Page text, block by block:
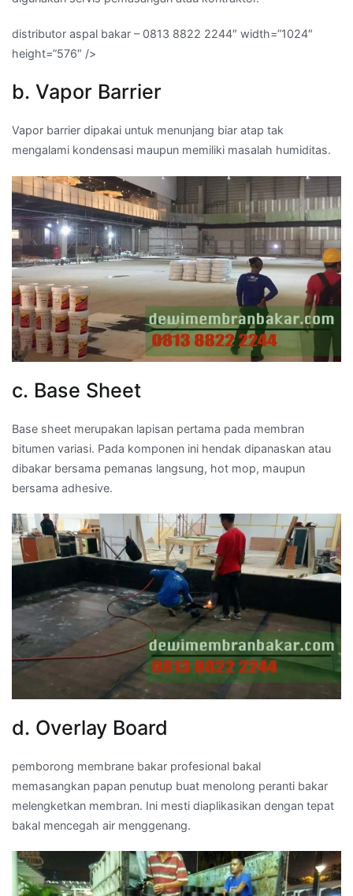
distributor aspal bakar – 0813 8822 2244″ width=”1024″
height=”576″ />
b. Vapor Barrier
Vapor barrier dipakai untuk menunjang biar atap tak
mengalami kondensasi maupun memiliki masalah humiditas.
c. Base Sheet
Base sheet merupakan lapisan pertama pada membran
bitumen variasi. Pada komponen ini hendak dipanaskan atau
dibakar bersama pemanas langsung, hot mop, maupun
bersama adhesive.
d. Overlay Board
pemborong membrane bakar profesional bakal
memasangkan papan penutup buat menolong peranti bakar
melengketkan membran. Ini mesti diaplikasikan dengan tepat
bakal mencegah air menggenang.